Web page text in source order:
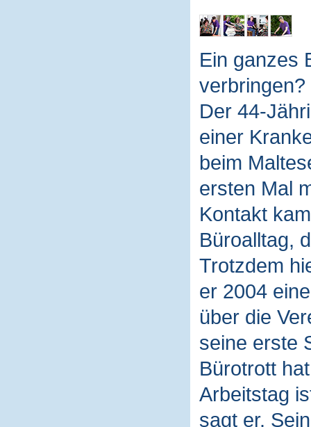
Ein ganzes
Der 44-
einer
beim
ersten Mal
Kontakt
Büroalltag,
Trotzdem
er 2004
über die
seine erste
Bürotrott
Arbeitstag
sagt er.